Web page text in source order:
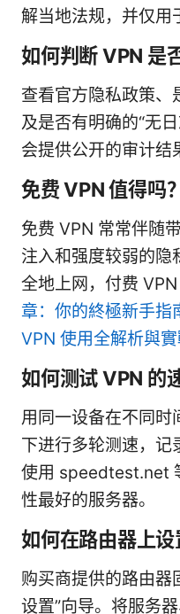
解当地法规，并仅用
如何判断 VPN 是
查看官方隐私政策、
及是否有明确的“无
会提供公开的审计结
免费 VPN 值得吗？
免费 VPN 常常伴随
注入和强度较弱的隐
全地上网，付费
章：你的終極新手
VPN 使用全解析與
如何测试 VPN 的
用同一设备在不同时
下进行多轮测速，记
使用 speedtest.net
性最好的服务器。
如何在路由器上设
购买商提供的路由器
设置”向导。将服务